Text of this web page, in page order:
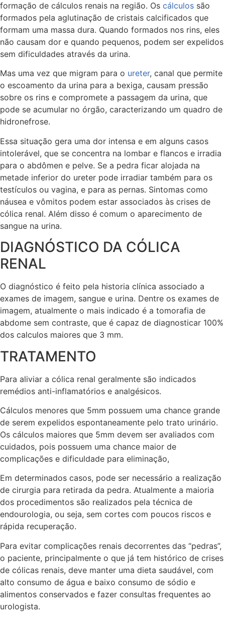
formação de cálculos renais na região. Os cálculos são
formados pela aglutinação de cristais calcificados que
formam uma massa dura. Quando formados nos rins, eles
não causam dor e quando pequenos, podem ser expelidos
sem dificuldades através da urina.
Mas uma vez que migram para o ureter, canal que permite
o escoamento da urina para a bexiga, causam pressão
sobre os rins e compromete a passagem da urina, que
pode se acumular no órgão, caracterizando um quadro de
hidronefrose.
Essa situação gera uma dor intensa e em alguns casos
intolerável, que se concentra na lombar e flancos e irradia
para o abdômen e pelve. Se a pedra ficar alojada na
metade inferior do ureter pode irradiar também para os
testículos ou vagina, e para as pernas. Sintomas como
náusea e vômitos podem estar associados às crises de
cólica renal. Além disso é comum o aparecimento de
sangue na urina.
DIAGNÓSTICO DA CÓLICA
RENAL
O diagnóstico é feito pela historia clínica associado a
exames de imagem, sangue e urina. Dentre os exames de
imagem, atualmente o mais indicado é a tomorafia de
abdome sem contraste, que é capaz de diagnosticar 100%
dos calculos maiores que 3 mm.
TRATAMENTO
Para aliviar a cólica renal geralmente são indicados
remédios anti-inflamatórios e analgésicos.
Cálculos menores que 5mm possuem uma chance grande
de serem expelidos espontaneamente pelo trato urinário.
Os cálculos maiores que 5mm devem ser avaliados com
cuidados, pois possuem uma chance maior de
complicações e dificuldade para eliminação,
Em determinados casos, pode ser necessário a realização
de cirurgia para retirada da pedra. Atualmente a maioria
dos procedimentos são realizados pela técnica de
endourologia, ou seja, sem cortes com poucos riscos e
rápida recuperação.
Para evitar complicações renais decorrentes das “pedras”,
o paciente, principalmente o que já tem histórico de crises
de cólicas renais, deve manter uma dieta saudável, com
alto consumo de água e baixo consumo de sódio e
alimentos conservados e fazer consultas frequentes ao
urologista.